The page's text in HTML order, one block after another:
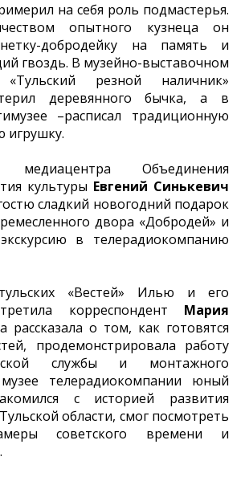
на себя роль подмастерья.
опытного кузнеца он
добродейку на память и
гвоздь. В музейно-выставочном
«Тульский резной наличник»
деревянного бычка, а в
–расписал традиционную
игрушку.
медиацентра Объединения
культуры Евгений Синькевич
сладкий новогодний подарок
двора «Добродей» и
в телерадиокомпанию
«Вестей» Илью и его
корреспондент Мария
рассказала о том, как готовятся
продемонстрировала работу
службы и монтажного
телерадиокомпании юный
с историей развития
области, смог посмотреть
советского времени и